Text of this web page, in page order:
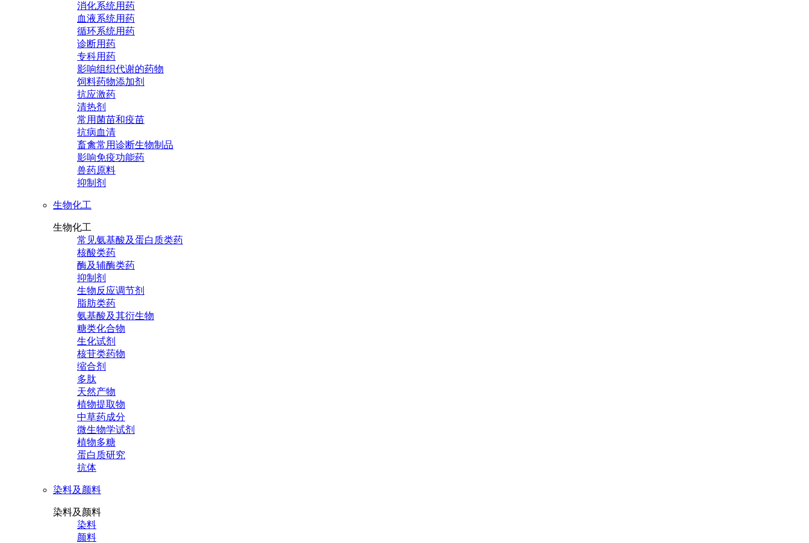
消化系统用药
血液系统用药
循环系统用药
诊断用药
专科用药
影响组织代谢的药物
饲料药物添加剂
抗应激药
清热剂
常用菌苗和疫苗
抗病血清
畜禽常用诊断生物制品
影响免疫功能药
兽药原料
抑制剂
生物化工
生物化工
常见氨基酸及蛋白质类药
核酸类药
酶及辅酶类药
抑制剂
生物反应调节剂
脂肪类药
氨基酸及其衍生物
糖类化合物
生化试剂
核苷类药物
缩合剂
多肽
天然产物
植物提取物
中草药成分
微生物学试剂
植物多糖
蛋白质研究
抗体
染料及颜料
染料及颜料
染料
颜料